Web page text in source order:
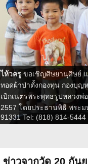
ไห้วครู ขอเชิญศิษยานุศิษย์
ทอดผ้าป่าตั้งกองทุน กองบุญ
เบิกเนตรพระพุทธรูปหลวง
2557 โดยประธานพิธี พระ
91331 Tel: (818) 814-
ข่าวจากวัด 20 กัน